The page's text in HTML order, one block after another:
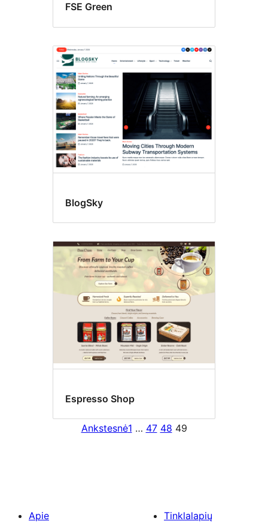
FSE Green
BlogSky
Espresso Shop
Ankstesnė1 … 47 48 49
Apie
Tinklalapių